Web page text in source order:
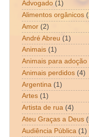
Advogado (1)
Alimentos orgânicos
Amor (2)
André Abreu (1)
Animais (1)
Animais para adoção
Animais perdidos (4)
Argentina (1)
Artes (1)
Artista de rua (4)
Ateu Graças a Deus
Audiência Pública (1)